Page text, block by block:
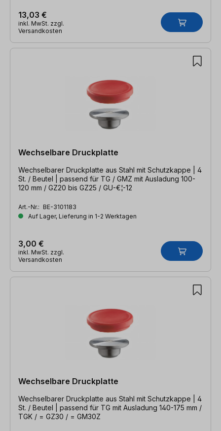
13,03 €
inkl. MwSt. zzgl.
Versandkosten
Wechselbare Druckplatte
Wechselbarer Druckplatte aus Stahl mit Schutzkappe | 4
St. / Beutel | passend für TG / GMZ mit Ausladung 100-
120 mm / GZ20 bis GZ25 / GU-€¦-12
Art.-Nr.: BE-3101183
Auf Lager, Lieferung in 1-2 Werktagen
3,00 €
inkl. MwSt. zzgl.
Versandkosten
Wechselbare Druckplatte
Wechselbarer Druckplatte aus Stahl mit Schutzkappe | 4
St. / Beutel | passend für TG mit Ausladung 140-175 mm /
TGK / = GZ30 / = GM30Z